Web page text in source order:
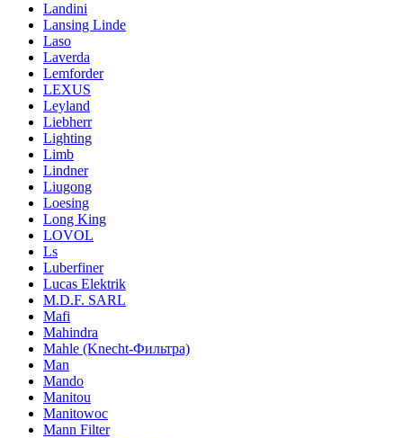
Landini
Lansing Linde
Laso
Laverda
Lemforder
LEXUS
Leyland
Liebherr
Lighting
Limb
Lindner
Liugong
Loesing
Long King
LOVOL
Ls
Luberfiner
Lucas Elektrik
M.D.F. SARL
Mafi
Mahindra
Mahle (Knecht-Фильтра)
Man
Mando
Manitou
Manitowoc
Mann Filter